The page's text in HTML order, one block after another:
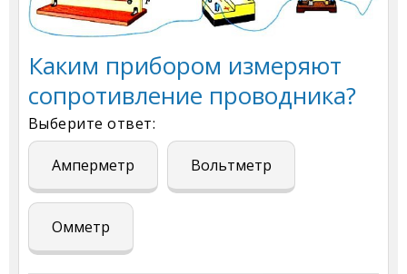
Каким прибором измеряют
сопротивление проводника?
Выберите ответ:
Амперметр Вольтметр
Омметр